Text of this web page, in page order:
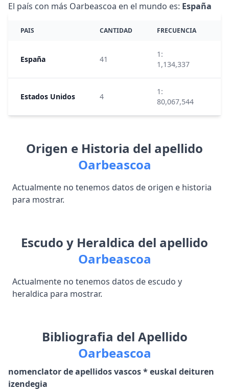
El país con más Oarbeascoa en el mundo es: España
PAIS CANTIDAD FRECUENCIA
España 41
1:
1,134,337
Estados Unidos 4
1:
80,067,544
Origen e Historia del apellido
Oarbeascoa
Actualmente no tenemos datos de origen e historia
para mostrar.
Escudo y Heraldica del apellido
Oarbeascoa
Actualmente no tenemos datos de escudo y
heraldica para mostrar.
Bibliografia del Apellido
Oarbeascoa
nomenclator de apellidos vascos * euskal deituren
izendegia